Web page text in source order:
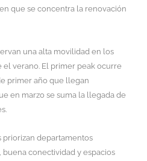
que se concentra la renovación
una alta movilidad en los
el verano. El primer peak ocurre
primer año que llegan
en marzo se suma la llegada de
departamentos
conectividad y espacios